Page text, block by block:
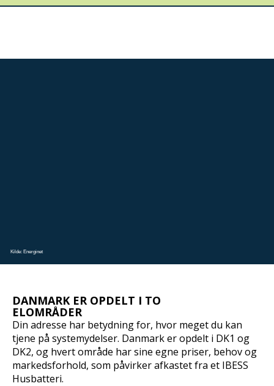
Kilde: Energinet
DANMARK ER OPDELT I TO
ELOMRÅDER
Din adresse har betydning for, hvor meget du kan
tjene på systemydelser. Danmark er opdelt i DK1 og
DK2, og hvert område har sine egne priser, behov og
markedsforhold, som påvirker afkastet fra et IBESS
Husbatteri.